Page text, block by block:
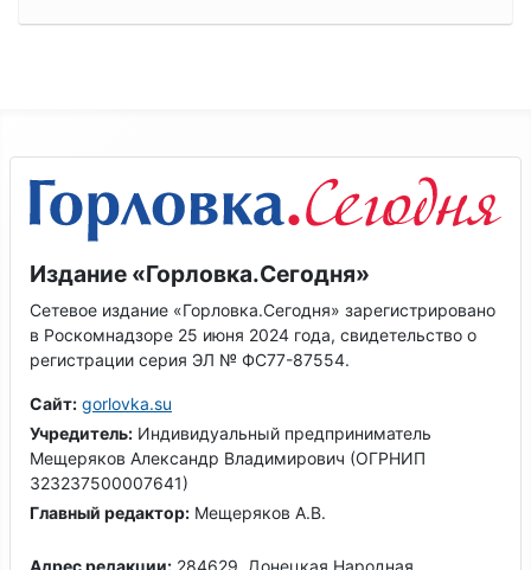
Издание «Горловка.Сегодня»
Сетевое издание «Горловка.Сегодня» зарегистрировано
в Роскомнадзоре 25 июня 2024 года, свидетельство о
регистрации серия ЭЛ № ФС77-87554.
Сайт: gorlovka.su
Учредитель: Индивидуальный предприниматель
Мещеряков Александр Владимирович (ОГРНИП
323237500007641)
Главный редактор: Мещеряков А.В.